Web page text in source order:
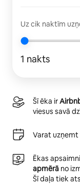
Uz cik naktīm
1 nakts
Šī ēka ir
viesus savā
Varat uzņemt
Ēkas
apmērā no
Šī daļa tiek